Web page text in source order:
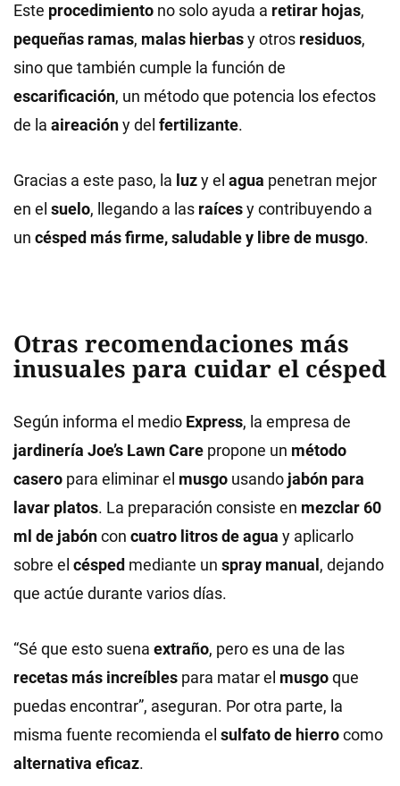
Este procedimiento no solo ayuda a retirar hojas,
pequeñas ramas, malas hierbasy otros residuos,
sino que también cumple la función de
escarificación, un método que potencia los efectos
de la aireacióny del fertilizante.
Gracias a este paso, la luzy el agua penetran mejor
en el suelo, llegando a las raícesy contribuyendo a
un césped más firme, saludable y libre de musgo.
Otras recomendaciones más
inusuales para cuidar el césped
Según informa el medio Express, la empresa de
jardinería Joe’s Lawn Care propone un método
casero para eliminar el musgo usando jabón para
lavar platos. La preparación consiste en mezclar 60
ml de jabóncon cuatro litros de agua y aplicarlo
sobre el césped mediante un spray manual , dejando
que actúe durante varios días.
“Sé que esto suena extraño, pero es una de las
recetas más increíbles para matar el musgoque
puedas encontrar”, aseguran. Por otra parte, la
misma fuente recomienda el sulfato de hierrocomo
alternativa eficaz.